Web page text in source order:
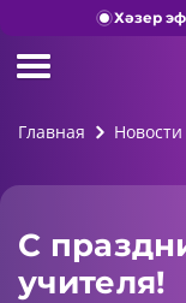
Хәзер
Главная Новости
С
учителя!